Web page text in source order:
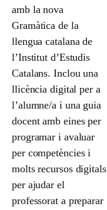
amb la nova
Gramàtica de la
llengua catalana de
l’Institut d’Estudis
Catalans. Inclou una
llicència digital per a
l’alumne/a i una guia
docent amb eines per
programar i avaluar
per competències i
molts recursos digitals
per ajudar el
professorat a preparar